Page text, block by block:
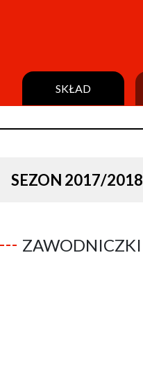
SKŁAD
SEZON 2017/2018
ZAWODNICZKI